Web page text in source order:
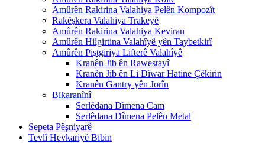
Amûrên Rakirina Valahiya Pelên Kompozît
Rakêşkera Valahiya Trakeyê
Amûrên Rakirina Valahiya Keviran
Amûrên Hilgirtina Valahîyê yên Taybetkirî
Amûrên Piştgiriya Lifterê Valahîyê
Kranên Jib ên Rawestayî
Kranên Jib ên Li Dîwar Hatine Çêkirin
Kranên Gantry yên Jorîn
Bikaranînî
Serlêdana Dîmena Cam
Serlêdana Dîmena Pelên Metal
Sepeta Pêşniyarê
Tevlî Hevkariyê Bibin